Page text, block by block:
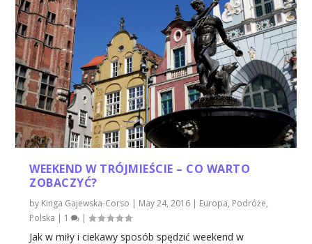
WEEKEND W TRÓJMIEŚCIE – CO WARTO
ZOBACZYĆ?
by Kinga Gajewska-Corso | May 24, 2016 | Europa, Podróże,
Polska | 1 |
Jak w miły i ciekawy sposób spędzić weekend w